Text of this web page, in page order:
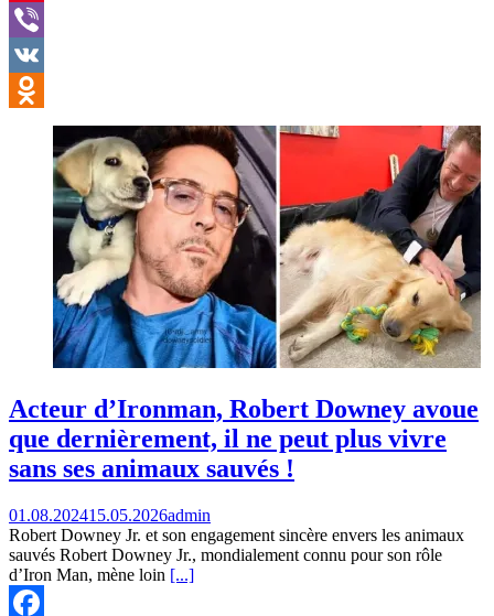
Pinterest
Viber
VK
Odnoklassniki
Acteur d’Ironman, Robert Downey avoue
que dernièrement, il ne peut plus vivre
sans ses animaux sauvés !
01.08.202415.05.2026admin
Robert Downey Jr. et son engagement sincère envers les animaux
sauvés Robert Downey Jr., mondialement connu pour son rôle
d’Iron Man, mène loin [...]